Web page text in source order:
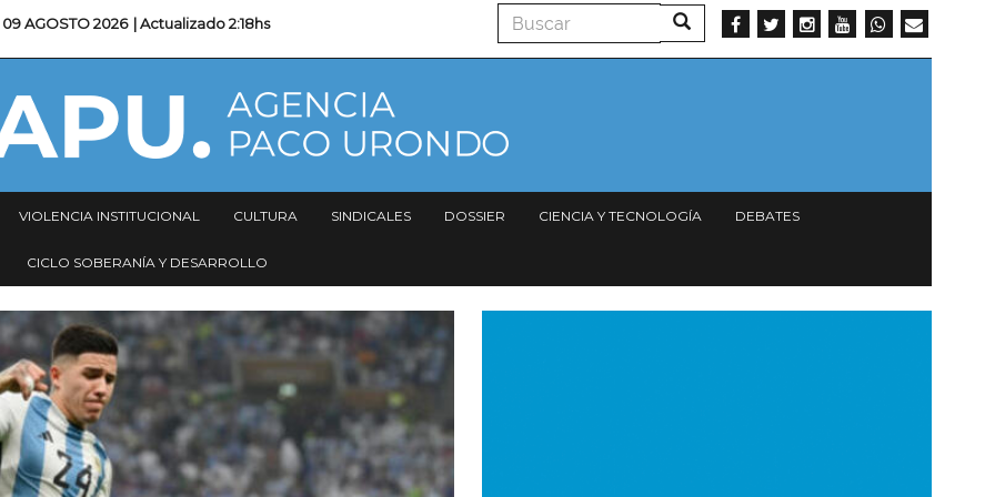
09 AGOSTO 2026 | Actualizado2:18hs Buscar Buscar
VIOLENCIA INSTITUCIONAL CULTURA SINDICALES DOSSIER CIENCIA Y TECNOLOGÍA DEBATES
CICLO SOBERANÍA Y DESARROLLO